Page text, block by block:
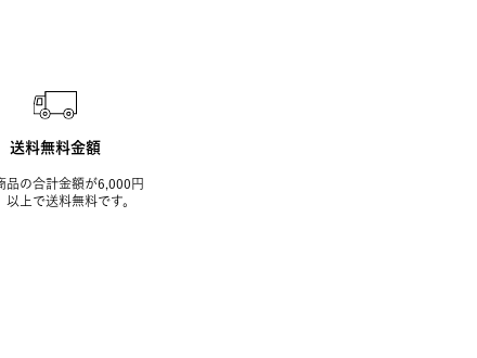
送料無料金額
品の合計金額が6,000円
以上で送料無料です。